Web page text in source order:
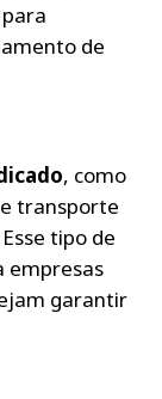
de
, como
transporte
tipo de
empresas
garantir